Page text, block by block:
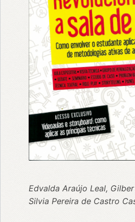
Edvalda Araújo Leal,
Silvia Pereira de Castro